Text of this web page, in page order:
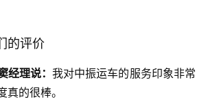
的评价
理说： 我对中振运车的服务印象非常
的很棒。